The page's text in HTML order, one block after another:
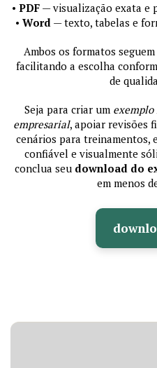
• PDF— visualização exata e
• Word — texto, tabelas e
Ambos os formatos
facilitando a escolha
de
Seja para criar um
empresarial, apoiar revisões
cenários para treinamentos,
confiável e visualmente
conclua seu download do
em menos